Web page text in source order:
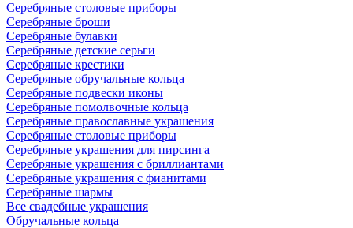
Серебряные столовые приборы
Серебряные броши
Серебряные булавки
Серебряные детские серьги
Серебряные крестики
Серебряные обручальные кольца
Серебряные подвески иконы
Серебряные помолвочные кольца
Серебряные православные украшения
Серебряные столовые приборы
Серебряные украшения для пирсинга
Серебряные украшения с бриллиантами
Серебряные украшения с фианитами
Серебряные шармы
Все свадебные украшения
Обручальные кольца